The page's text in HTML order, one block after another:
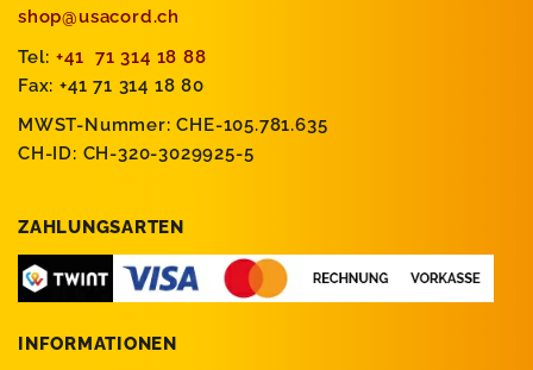
shop@usacord.ch
Tel: +41 71 314 18 88
Fax: +41 71 314 18 80
MWST-Nummer: CHE-105.781.635
CH-ID: CH-320-3029925-5
ZAHLUNGSARTEN
INFORMATIONEN